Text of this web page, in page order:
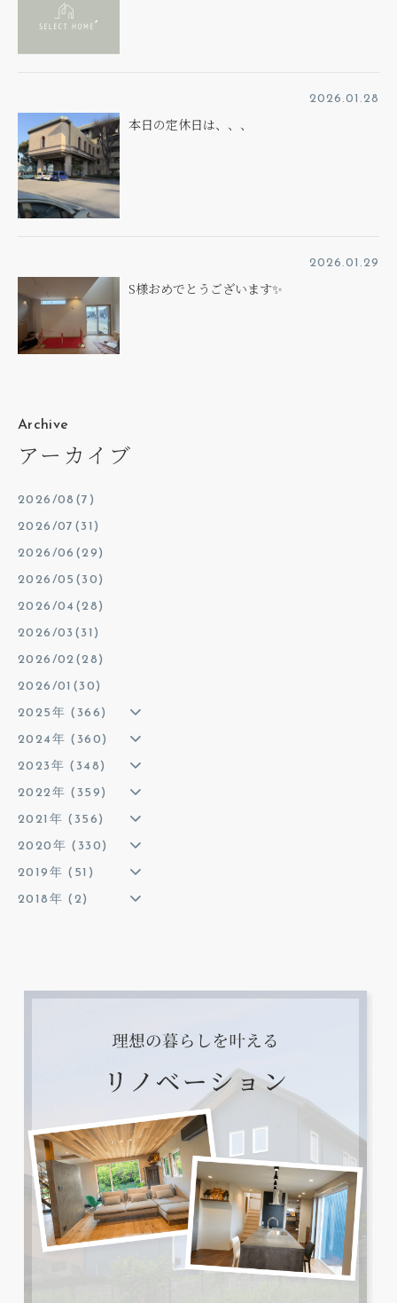
2026.01.28
本日の定休日は、、、
2026.01.29
S様おめでとうございます✨
Archive
アーカイブ
2026/08(7)
2026/07(31)
2026/06(29)
2026/05(30)
2026/04(28)
2026/03(31)
2026/02(28)
2026/01(30)
2025年 (366)
2024年 (360)
2023年 (348)
2022年 (359)
2021年 (356)
2020年 (330)
2019年 (51)
2018年 (2)